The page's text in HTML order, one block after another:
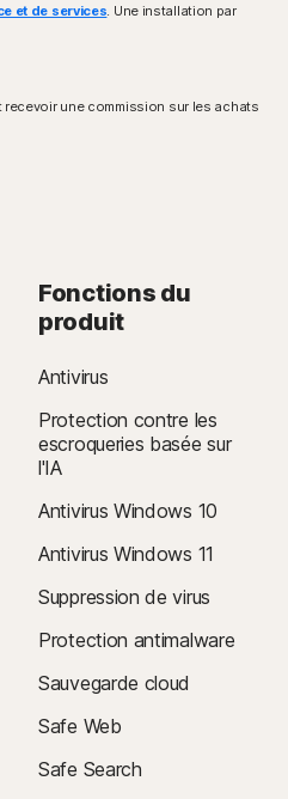
(32 bits et 64 bits)
Mac®
M1/2)
Android™
ultérieure
iOS
et de services. Une installation par
une commission sur les achats
Fonctions du
produit
Antivirus
Protection contre les
escroqueries basée sur
l'IA
Antivirus Windows 10
Antivirus Windows 11
Suppression de virus
Protection antimalware
Sauvegarde cloud
Safe Web
Safe Search